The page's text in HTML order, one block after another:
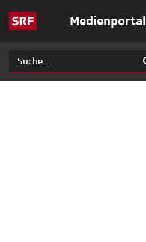
Medienportal